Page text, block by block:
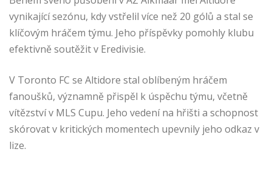
vynikající sezónu, kdy vstřelil více než 20 gólů a stal se
klíčovým hráčem týmu. Jeho příspěvky pomohly klubu
efektivně soutěžit v Eredivisie.
V Toronto FC se Altidore stal oblíbeným hráčem
fanoušků, významně přispěl k úspěchu týmu, včetně
vítězství v MLS Cupu. Jeho vedení na hřišti a schopnost
skórovat v kritických momentech upevnily jeho odkaz v
lize.